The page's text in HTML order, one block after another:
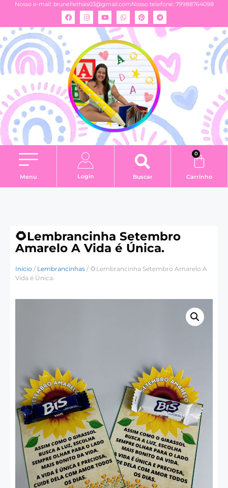
Nosso e-mail: brunellethais03@gmail.comNosso telefone: 79988764098
Menu Login Buscar
0
Carrinho
🌻Lembrancinha Setembro
Amarelo A Vida é Única.
Início / Lembrancinhas / 🌻Lembrancinha Setembro Amarelo A
Vida é Única.